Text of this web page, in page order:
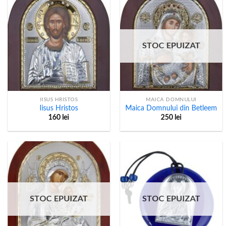
IISUS HRISTOS
Iisus Hristos
160 lei
STOC EPUIZAT
MAICA DOMNULUI
Maica Domnului din Betleem
250 lei
STOC EPUIZAT STOC EPUIZAT